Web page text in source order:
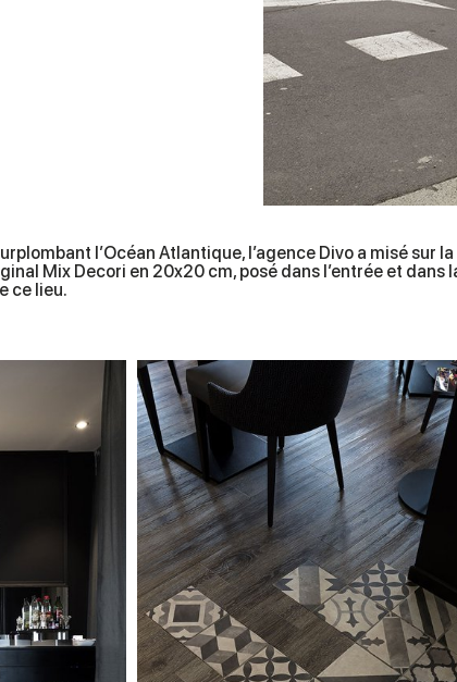
l’Océan Atlantique, l’agence Divo a misé sur
Mix Decori en 20x20 cm, posé dans l’entrée et
ce lieu.